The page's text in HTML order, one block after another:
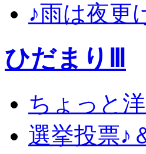
♪雨は夜更
ひだまりⅢ
ちょっと
選挙投票♪